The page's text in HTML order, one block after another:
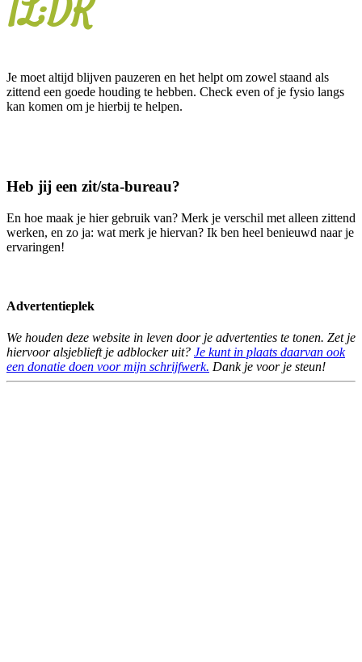
Je moet altijd blijven pauzeren en het helpt om zowel staand als
zittend een goede houding te hebben. Check even of je fysio langs
kan komen om je hierbij te helpen.
Heb jij een zit/sta-bureau?
En hoe maak je hier gebruik van? Merk je verschil met alleen zittend
werken, en zo ja: wat merk je hiervan? Ik ben heel benieuwd naar je
ervaringen!
Advertentieplek
We houden deze website in leven door je advertenties te tonen. Zet je
hiervoor alsjeblieft je adblocker uit? Je kunt in plaats daarvan ook
een donatie doen voor mijn schrijfwerk. Dank je voor je steun!